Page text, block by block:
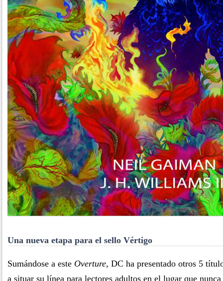
Una nueva etapa para el sello Vértigo
Sumándose a este Overture, DC ha presentado otros 5
a situar su línea para lectores adultos en el lugar que